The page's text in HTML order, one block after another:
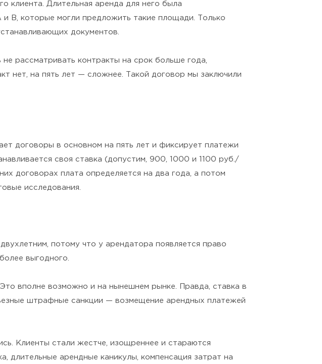
клиента. Длительная аренда для него была
В, которые могли предложить такие площади. Только
документов.
рассматривать контракты на срок больше года,
нет, на пять лет — сложнее. Такой договор мы заключили
договоры в основном на пять лет и фиксирует платежи
своя ставка (допустим, 900, 1000 и 1100 руб./
договорах плата определяется на два года, а потом
исследования.
потому что у арендатора появляется право
выгодного.
вполне возможно и на нынешнем рынке. Правда, ставка в
штрафные санкции — возмещение арендных платежей
Клиенты стали жестче, изощреннее и стараются
длительные арендные каникулы, компенсация затрат на